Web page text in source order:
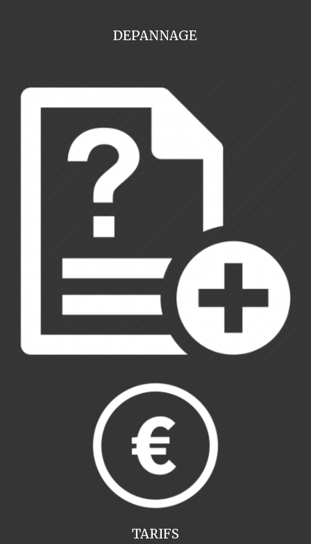
DEPANNAGE
TARIFS